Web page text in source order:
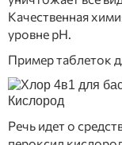
Качественная
уровне pH.
Пример таблеток
Кислород
Речь идет о